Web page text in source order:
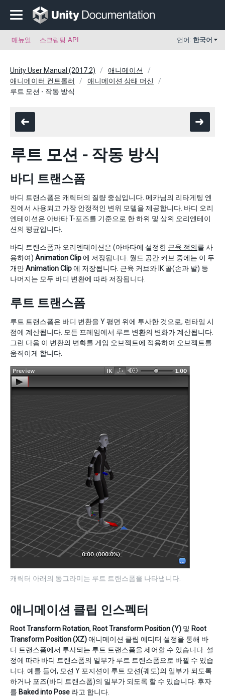
매뉴얼 스크립팅 API 언어: 한국어
Unity User Manual (2017.2)
애니메이션
애니메이터 컨트롤러
애니메이션 상태 머신
루트 모션 - 작동 방식
루트 모션 - 작동 방식
바디 트랜스폼
바디 트랜스폼은 캐릭터의 질량 중심입니다. 메카님의 리타게팅 엔
진에서 사용되고 가장 안정적인 변위 모델을 제공합니다. 바디 오리
엔테이션은 아바타 T-포즈를 기준으로 한 하위 및 상위 오리엔테이
션의 평균입니다.
바디 트랜스폼과 오리엔테이션은 (아바타에 설정한 근육 정의를 사
용하여) Animation Clip에 저장됩니다. 월드 공간 커브 중에는 이 두
개만Animation Clip에 저장됩니다. 근육 커브와 IK 골(손과 발) 등
나머지는 모두 바디 변환에 따라 저장됩니다.
루트 트랜스폼
루트 트랜스폼은 바디 변환을 Y 평면 위에 투사한 것으로, 런타임 시
점에 계산됩니다. 모든 프레임에서 루트 변환의 변화가 계산됩니다.
그런 다음 이 변환의 변화를 게임 오브젝트에 적용하여 오브젝트를
움직이게 합니다.
캐릭터 아래의 동그라미는 루트 트랜스폼을 나타냅니다.
애니메이션 클립 인스펙터
Root Transform Rotation, Root Transform Position (Y) 및 Root
Transform Position (XZ)애니메이션 클립 에디터 설정을 통해 바
디 트랜스폼에서 투사되는 루트 트랜스폼을 제어할 수 있습니다. 설
정에 따라 바디 트랜스폼의 일부가 루트 트랜스폼으로 바뀔 수 있습
니다. 예를 들어, 모션 Y 포지션이 루트 모션(궤도)의 일부가 되도록
하거나 포즈(바디 트랜스폼)의 일부가 되도록 할 수 있습니다. 후자
를 Baked into Pose 라고 합니다.